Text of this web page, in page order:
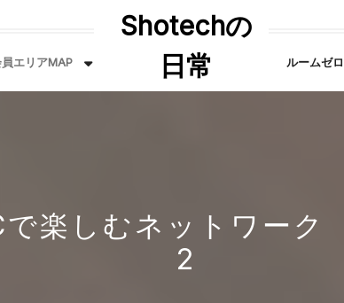
エリアMAP
Shotechの
日常
ルームゼロ
で楽しむネットワー
2